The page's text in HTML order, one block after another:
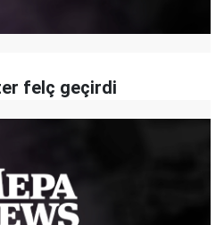
felç geçirdi